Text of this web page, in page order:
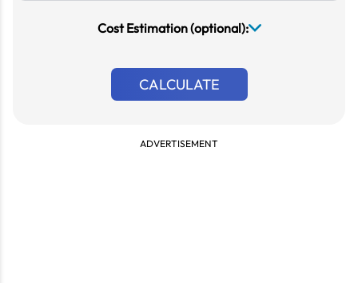
Cost Estimation (optional):
CALCULATE
ADVERTISEMENT